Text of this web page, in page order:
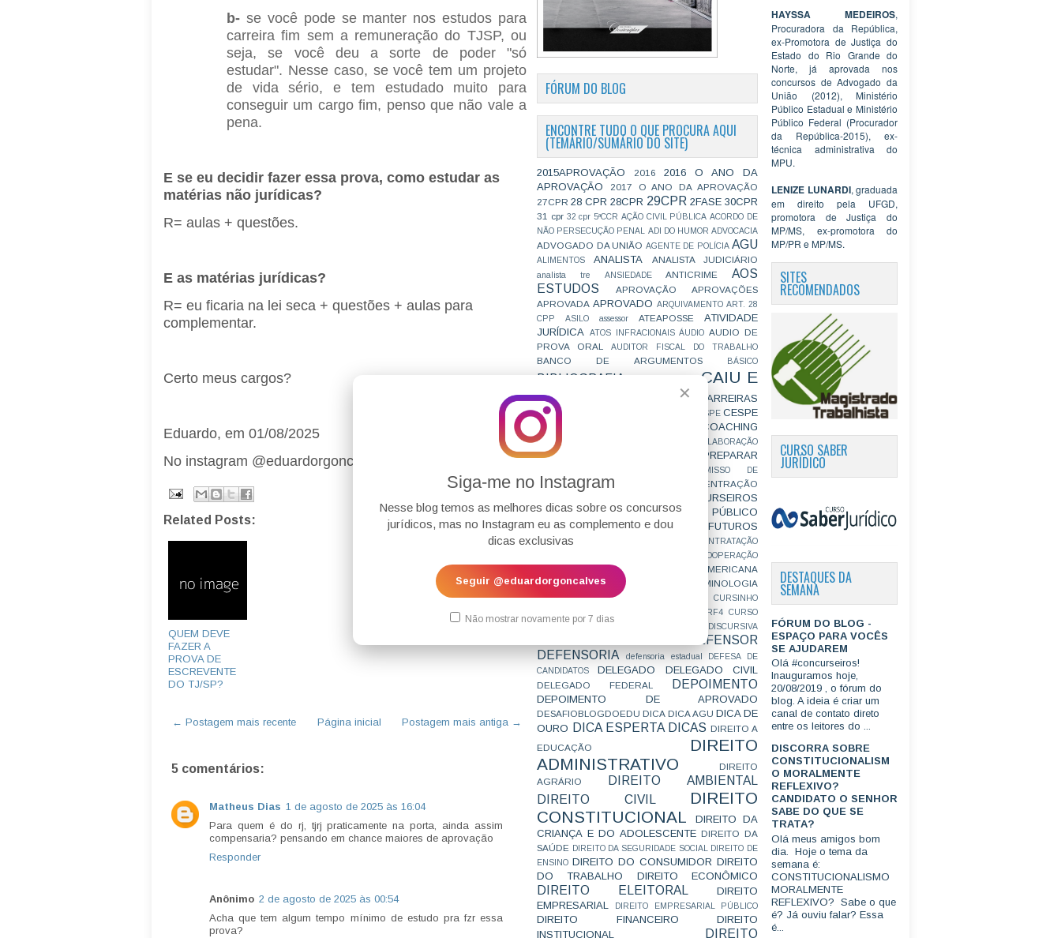
✕
Siga-me no Instagram
Nesse blog temos as melhores dicas sobre os concursos
jurídicos, mas no Instagram eu as complemento e dou
dicas exclusivas
Seguir @eduardorgoncalves
Não mostrar novamente por 7 dias
b- se você pode se manter nos estudos para
carreira fim sem a remuneração do TJSP, ou
seja, se você deu a sorte de poder "só
estudar". Nesse caso, se você tem um projeto
de vida sério, e tem estudado muito para
conseguir um cargo fim, penso que não vale a
pena.
E se eu decidir fazer essa prova, como estudar as
matérias não jurídicas?
R= aulas + questões.
E as matérias jurídicas?
R= eu ficaria na lei seca + questões + aulas para
complementar.
Certo meus cargos?
Eduardo, em 01/08/2025
No instagram @eduardorgoncalves
Related Posts:
QUEM DEVE
FAZER A
PROVA DE
ESCREVENTE
DO TJ/SP?
← Postagem mais recente Postagem mais antiga →
Página inicial
5 comentários:
Matheus Dias 1 de agosto de 2025 às 16:04
Para quem é do rj, tjrj praticamente na porta, ainda assim
compensaria? pensando em chance maiores de aprovação
Responder
Anônimo 2 de agosto de 2025 às 00:54
Acha que tem algum tempo mínimo de estudo pra fzr essa
prova?
FÓRUM DO BLOG
ENCONTRE TUDO O QUE PROCURA AQUI
(TEMÁRIO/SUMÁRIO DO SITE)
2015APROVAÇÃO 2016
2016 O ANO DA
APROVAÇÃO
2017 O ANO DA APROVAÇÃO
27CPR 28 CPR 28CPR 29CPR 2FASE 30CPR
31 cpr 32 cpr 5ªCCR AÇÃO CIVIL PÚBLICA ACORDO DE
NÃO PERSECUÇÃO PENAL
ADI DO HUMOR ADVOCACIA
ADVOGADO DA UNIÃO AGENTE DE POLÍCIA AGU
ALIMENTOS ANALISTA ANALISTA JUDICIÁRIO
analista tre ANSIEDADE ANTICRIME
AOS
ESTUDOS
APROVAÇÃO
APROVAÇÕES
APROVADA APROVADO ARQUIVAMENTO ART. 28
CPP
ASILO assessor ATEAPOSSE
ATIVIDADE
JURÍDICA
ATOS INFRACIONAIS ÁUDIO AUDIO DE
PROVA ORAL
AUDITOR FISCAL DO TRABALHO
BANCO DE ARGUMENTOS BÁSICO
BIBLIOGRAFIA
CAIU E
VAI CAIR
CARREIRAS
CARREIRAS
JURÍDICAS
CEBRASPE CESPE
CF COACHING
CÓDIGO DE TRÂNSITO BRASILEIRO
COLABORAÇÃO
COMBATE À CORRUPÇÃO
COMO SE PREPARAR
COMPROMISSO DE
AJUSTAMENTO DE CONDUTA
CONCENTRAÇÃO
CONCURSEIROS
CONCURSO
CONCURSO PÚBLICO
CONCURSOS
CONCURSOS FUTUROS
CONCURSOS NÍVEL HARD
CONTRATAÇÃO
COOPERAÇÃO
CORTE INTERAMERICANA
CPC2015
CPI
CRIMINOLOGIA
CRONOGRAMA
CTB CURSINHO
CURSO ESTUDO DE CASO - TRF4
CURSO
PARA A SUBJETIVA
CURSO PROVA DISCURSIVA
DEFENSOR
DEFENSORIA
defensoria estadual
DEFESA DE
CANDIDATOS
DELEGADO DELEGADO CIVIL
DELEGADO FEDERAL DEPOIMENTO
DEPOIMENTO DE APROVADO
DESAFIOBLOGDOEDU DICA DICA AGU DICA DE
OURO DICA ESPERTA DICAS DIREITO A
EDUCAÇÃO
DIREITO
ADMINISTRATIVO
DIREITO
AGRÁRIO
DIREITO AMBIENTAL
DIREITO CIVIL
DIREITO
CONSTITUCIONAL
DIREITO DA
CRIANÇA E DO ADOLESCENTE DIREITO DA
SAÚDE
DIREITO DA SEGURIDADE SOCIAL
DIREITO DE
ENSINO DIREITO DO CONSUMIDOR DIREITO
DO TRABALHO
DIREITO ECONÔMICO
DIREITO ELEITORAL
DIREITO
EMPRESARIAL
DIREITO EMPRESARIAL PÚBLICO
DIREITO FINANCEIRO
DIREITO
INSTITUCIONAL
DIREITO
HAYSSA MEDEIROS,
Procuradora da República,
ex-Promotora de Justiça do
Estado do Rio Grande do
Norte, já aprovada nos
concursos de Advogado da
União (2012), Ministério
Público Estadual e Ministério
Público Federal (Procurador
da República-2015), ex-
técnica administrativa do
MPU.
LENIZE LUNARDI, graduada
em direito pela UFGD,
promotora de Justiça do
MP/MS, ex-promotora do
MP/PR e MP/MS.
SITES
RECOMENDADOS
CURSO SABER
JURÍDICO
DESTAQUES DA
SEMANA
FÓRUM DO BLOG -
ESPAÇO PARA VOCÊS
SE AJUDAREM
Olá #concurseiros!
Inauguramos hoje,
20/08/2019 , o fórum do
blog. A ideia é criar um
canal de contato direto
entre os leitores do ...
DISCORRA SOBRE
CONSTITUCIONALISM
O MORALMENTE
REFLEXIVO?
CANDIDATO O SENHOR
SABE DO QUE SE
TRATA?
Olá meus amigos bom
dia. Hoje o tema da
semana é:
CONSTITUCIONALISMO
MORALMENTE
REFLEXIVO? Sabe o que
é? Já ouviu falar? Essa
é...